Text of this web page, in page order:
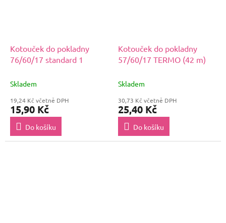
Kotouček do pokladny
76/60/17 standard 1
Skladem
19,24 Kč včetně DPH
15,90 Kč
Do košíku
Kotouček do pokladny
57/60/17 TERMO (42 m)
Skladem
30,73 Kč včetně DPH
25,40 Kč
Do košíku